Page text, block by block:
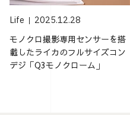
Life 2025.12.28
モノクロ撮影専用センサーを搭
載したライカのフルサイズコン
デジ「Q3モノクローム」